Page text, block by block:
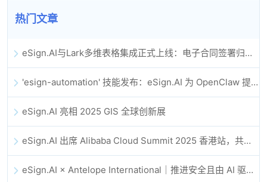
热门文章
eSign.AI与Lark多维表格集成正式上线：电子合同签署归档全程自动化
'esign-automation' 技能发布：eSign.AI 为 OpenClaw 提供自动化电子签名能力
eSign.AI 亮相 2025 GIS 全球创新展
eSign.AI 出席 Alibaba Cloud Summit 2025 香港站，共同探讨 AI 驱动的云创新与数字信任未来
eSign.AI × Antelope International｜推进安全且由 AI 驱动的数字化工作流